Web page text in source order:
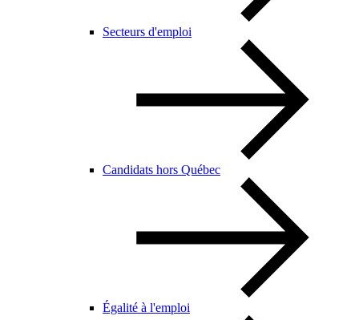
Secteurs d'emploi
Candidats hors Québec
Égalité à l'emploi